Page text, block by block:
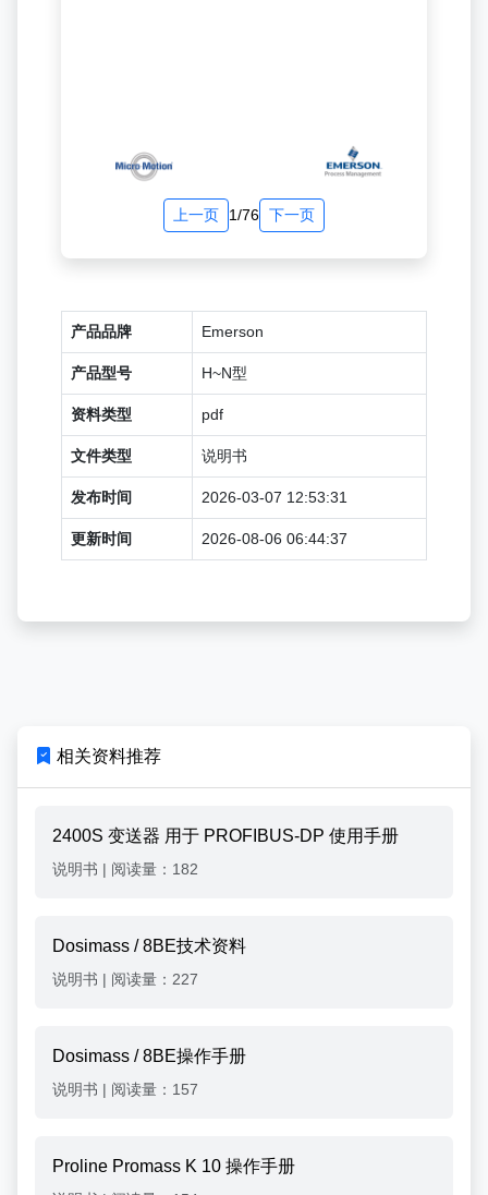
上一页 1/76 下一页
产品品牌 Emerson
产品型号 H~N型
资料类型 pdf
文件类型 说明书
发布时间 2026-03-07 12:53:31
更新时间 2026-08-06 06:44:37
相关资料推荐
2400S 变送器 用于 PROFIBUS-DP 使用手册
说明书 | 阅读量：182
Dosimass / 8BE技术资料
说明书 | 阅读量：227
Dosimass / 8BE操作手册
说明书 | 阅读量：157
Proline Promass K 10 操作手册